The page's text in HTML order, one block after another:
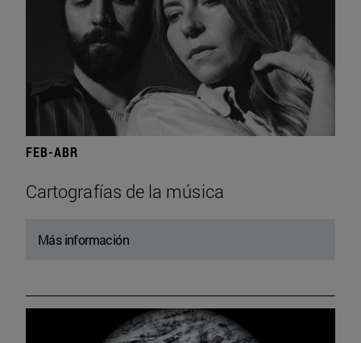
FEB-ABR
Cartografías de la música
Más información